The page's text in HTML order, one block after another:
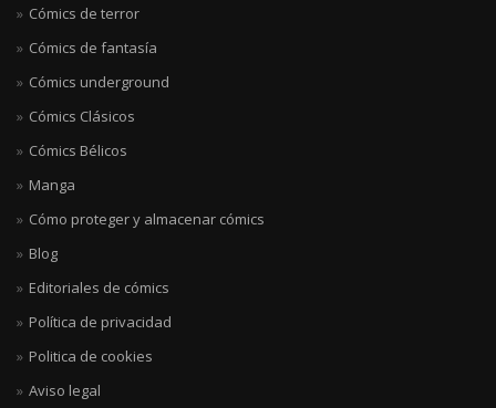
Cómics de terror
Cómics de fantasía
Cómics underground
Cómics Clásicos
Cómics Bélicos
Manga
Cómo proteger y almacenar cómics
Blog
Editoriales de cómics
Política de privacidad
Politica de cookies
Aviso legal